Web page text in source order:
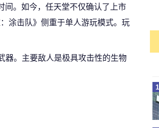
间。如今，任天堂不仅确认了上市
涂击队》侧重于单人游玩模式。玩
器。主要敌人是极具攻击性的生物
1